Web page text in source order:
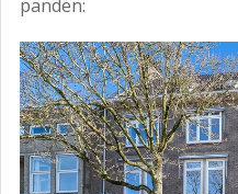
panden: